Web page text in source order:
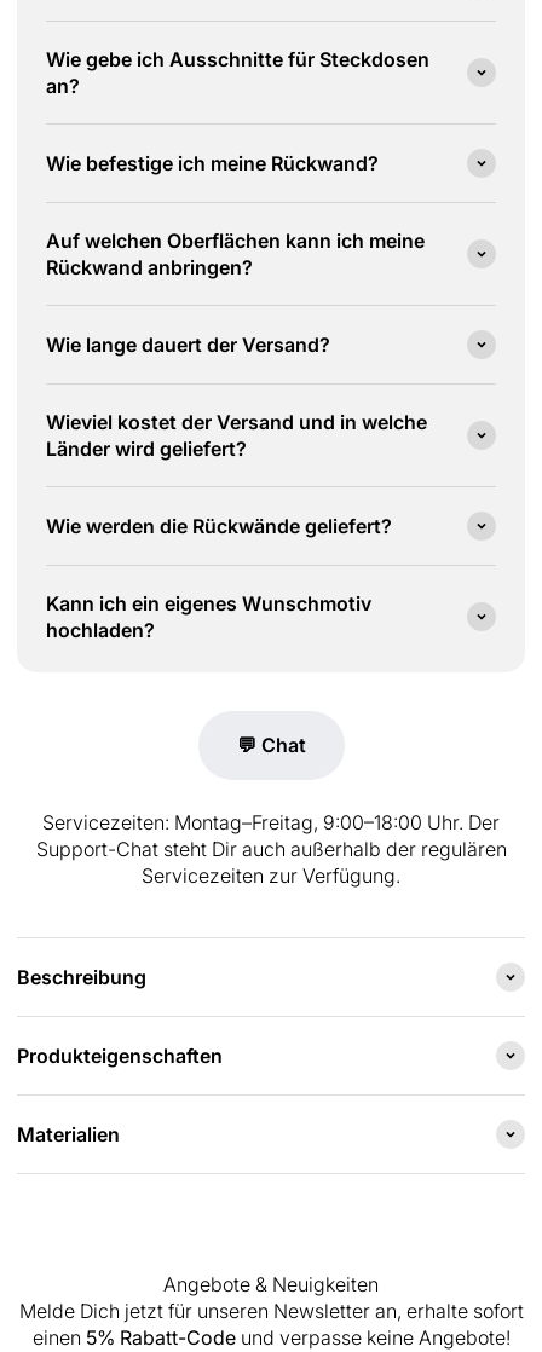
Wie gebe ich Ausschnitte für Steckdosen
an?
Wie befestige ich meine Rückwand?
Auf welchen Oberflächen kann ich meine
Rückwand anbringen?
Wie lange dauert der Versand?
Wieviel kostet der Versand und in welche
Länder wird geliefert?
Wie werden die Rückwände geliefert?
Kann ich ein eigenes Wunschmotiv
hochladen?
💬 Chat
Servicezeiten: Montag–Freitag, 9:00–18:00 Uhr. Der
Support-Chat steht Dir auch außerhalb der regulären
Servicezeiten zur Verfügung.
Beschreibung
Produkteigenschaften
Materialien
Angebote & Neuigkeiten
Melde Dich jetzt für unseren Newsletter an, erhalte sofort
einen 5% Rabatt-Code und verpasse keine Angebote!